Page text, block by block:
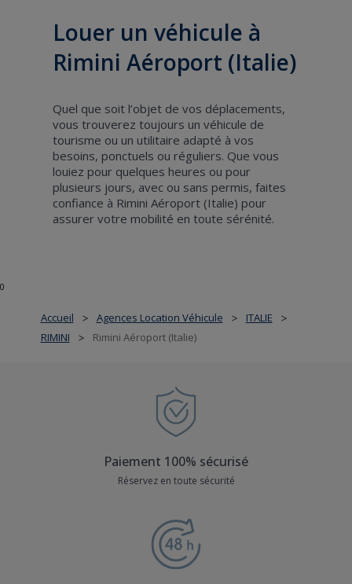
Accueil > Agences Location Véhicule > ITALIE >
RIMINI > Rimini Aéroport (Italie)
Louer un véhicule à
Rimini Aéroport (Italie)
Quel que soit l’objet de vos déplacements,
vous trouverez toujours un véhicule de
tourisme ou un utilitaire adapté à vos
besoins, ponctuels ou réguliers. Que vous
louiez pour quelques heures ou pour
plusieurs jours, avec ou sans permis, faites
confiance à Rimini Aéroport (Italie) pour
assurer votre mobilité en toute sérénité.
0
Paiement 100% sécurisé
Réservez en toute sécurité